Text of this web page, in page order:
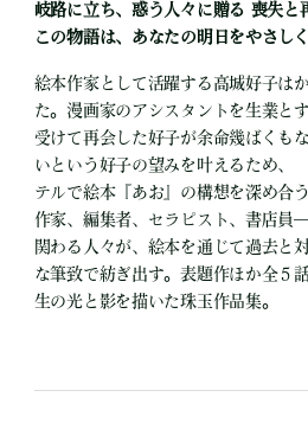
岐路に立ち、惑う人々に贈る 喪失と
この物語は、あなたの明日をやさ
絵本作家として活躍する高城好子は
た。漫画家のアシスタントを生業と
受けて再会した好子が余命幾ばくも
いという好子の望みを叶えるため
テルで絵本『あお』の構想を深め合
作家、編集者、セラピスト、書店
関わる人々が、絵本を通じて過去と
な筆致で紡ぎ出す。表題作ほか全５
生の光と影を描いた珠玉作品集。